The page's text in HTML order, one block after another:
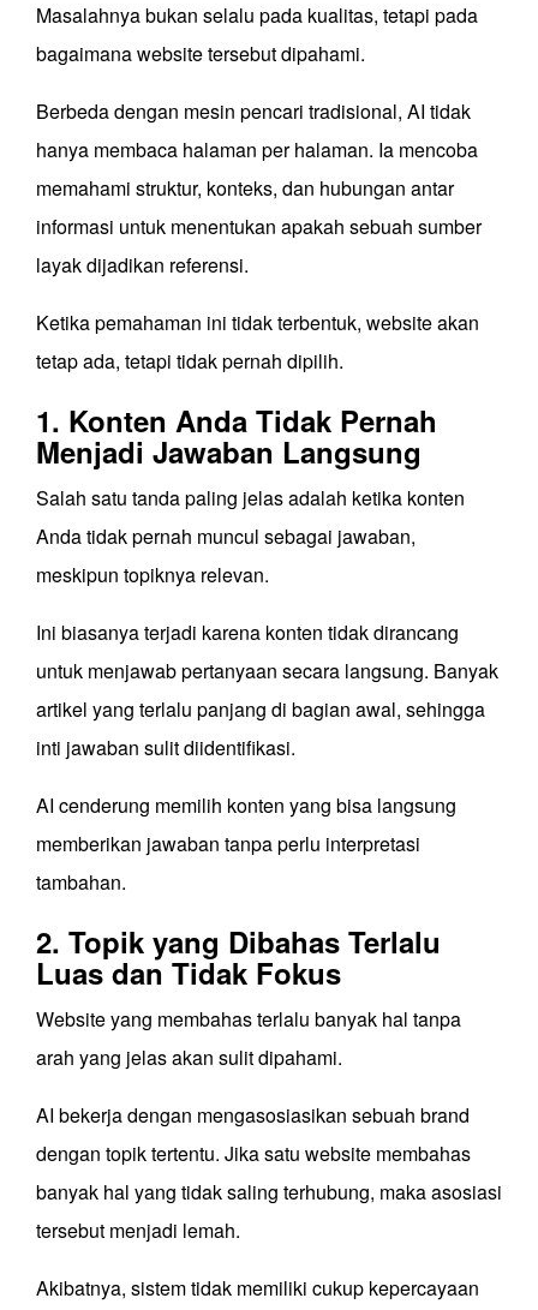
Masalahnya bukan selalu pada kualitas, tetapi pada
bagaimana website tersebut dipahami.
Berbeda dengan mesin pencari tradisional, AI tidak
hanya membaca halaman per halaman. Ia mencoba
memahami struktur, konteks, dan hubungan antar
informasi untuk menentukan apakah sebuah sumber
layak dijadikan referensi.
Ketika pemahaman ini tidak terbentuk, website akan
tetap ada, tetapi tidak pernah dipilih.
1. Konten Anda Tidak Pernah
Menjadi Jawaban Langsung
Salah satu tanda paling jelas adalah ketika konten
Anda tidak pernah muncul sebagai jawaban,
meskipun topiknya relevan.
Ini biasanya terjadi karena konten tidak dirancang
untuk menjawab pertanyaan secara langsung. Banyak
artikel yang terlalu panjang di bagian awal, sehingga
inti jawaban sulit diidentifikasi.
AI cenderung memilih konten yang bisa langsung
memberikan jawaban tanpa perlu interpretasi
tambahan.
2. Topik yang Dibahas Terlalu
Luas dan Tidak Fokus
Website yang membahas terlalu banyak hal tanpa
arah yang jelas akan sulit dipahami.
AI bekerja dengan mengasosiasikan sebuah brand
dengan topik tertentu. Jika satu website membahas
banyak hal yang tidak saling terhubung, maka asosiasi
tersebut menjadi lemah.
Akibatnya, sistem tidak memiliki cukup kepercayaan